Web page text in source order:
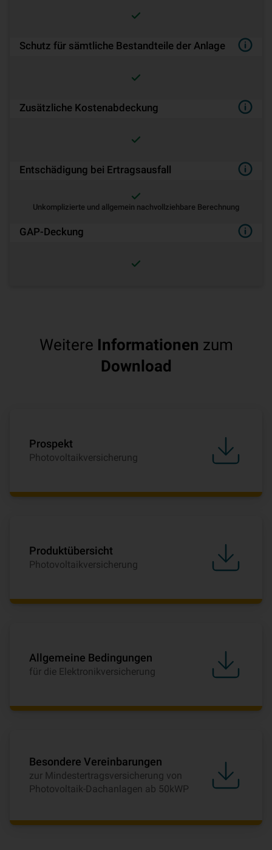
Schutz für sämtliche Bestandteile der Anlage
Zusätzliche Kostenabdeckung
Entschädigung bei Ertragsausfall
Unkomplizierte und allgemein nachvollziehbare Berechnung
GAP-Deckung
Weitere Informationen zum
Download
Prospekt
Photovoltaikversicherung
Produktübersicht
Photovoltaikversicherung
Allgemeine Bedingungen
für die Elektronikversicherung
Besondere Vereinbarungen
zur Mindestertragsversicherung von
Photovoltaik-Dachanlagen ab 50kWP